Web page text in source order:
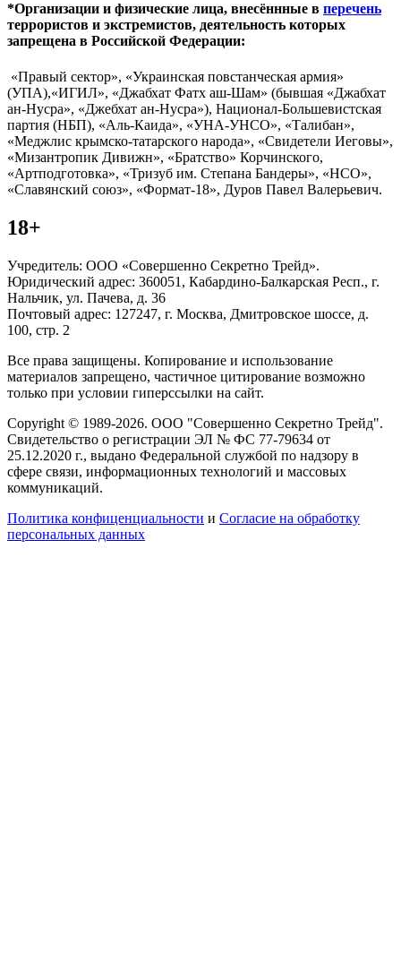
*Организации и физические лица, внесённные в перечень
террористов и экстремистов, деятельность которых
запрещена в Российской Федерации:
«Правый сектор», «Украинская повстанческая армия»
(УПА),«ИГИЛ», «Джабхат Фатх аш-Шам» (бывшая «Джабхат
ан-Нусра», «Джебхат ан-Нусра»), Национал-Большевистская
партия (НБП), «Аль-Каида», «УНА-УНСО», «Талибан»,
«Меджлис крымско-татарского народа», «Свидетели Иеговы»,
«Мизантропик Дивижн», «Братство» Корчинского,
«Артподготовка», «Тризуб им. Степана Бандеры», «НСО»,
«Славянский союз», «Формат-18», Дуров Павел Валерьевич.
18+
Учредитель: ООО «Совершенно Секретно Трейд».
Юридический адрес: 360051, Кабардино-Балкарская Респ., г.
Нальчик, ул. Пачева, д. 36
Почтовый адрес: 127247, г. Москва, Дмитровское шоссе, д.
100, стр. 2
Все права защищены. Копирование и использование
материалов запрещено, частичное цитирование возможно
только при условии гиперссылки на сайт.
Copyright © 1989-2026. ООО "Совершенно Секретно Трейд".
Свидетельство о регистрации ЭЛ № ФС 77-79634 от
25.12.2020 г., выдано Федеральной службой по надзору в
сфере связи, информационных технологий и массовых
коммуникаций.
Политика конфиценциальности и Согласие на обработку
персональных данных